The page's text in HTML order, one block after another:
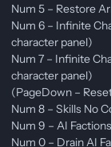
Num 5 – Restore
Num 6 – Infinite
character panel)
Num 7 – Infinite
character panel)
(PageDown –
Num 8 – Skills No
Num 9 – AI
Num 0 – Drain AI